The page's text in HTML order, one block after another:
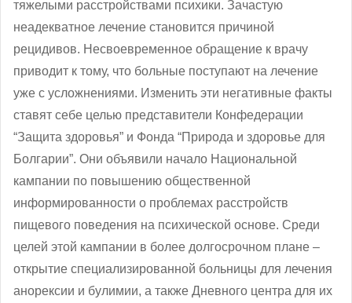
тяжелыми расстройствами психики. Зачастую
неадекватное лечение становится причиной
рецидивов. Несвоевременное обращение к врачу
приводит к тому, что больные поступают на лечение
уже с усложнениями. Изменить эти негативные факты
ставят себе целью представители Конфедерации
“Защита здоровья” и Фонда “Природа и здоровье для
Болгарии”. Они объявили начало Национальной
кампании по повышению общественной
информированности о проблемах расстройств
пищевого поведения на психической основе. Среди
целей этой кампании в более долгосрочном плане ‒
открытие специализированной больницы для лечения
анорексии и булимии, а также Дневного центра для их